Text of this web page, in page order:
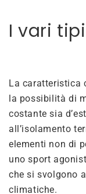
I vari tipi
La caratteristica
la possibilità di
costante sia
all’isolamento
elementi non di
uno sport
che si svolgono
climatiche.